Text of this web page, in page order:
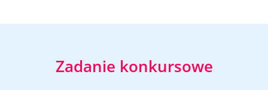
Zadanie konkursowe